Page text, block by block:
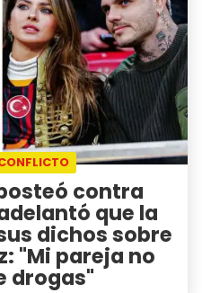
contra
que la
dichos sobre
"Mi pareja no
drogas"